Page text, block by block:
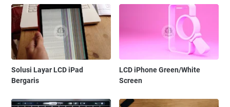
Solusi Layar LCD iPad
Bergaris
LCD iPhone Green/White
Screen